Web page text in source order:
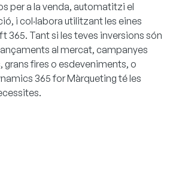
per a la venda, automatitzi el
i col·labora utilitzant les eines
365. Tant si les teves inversions són
al mercat, campanyes
fires o esdeveniments, o
365 for Màrqueting té les